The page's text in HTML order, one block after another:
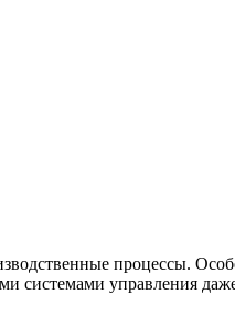
процессы.
системами управления